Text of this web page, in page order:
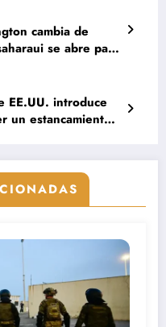
cambia de
se abre paso
EE.UU. introduce
un estancamiento